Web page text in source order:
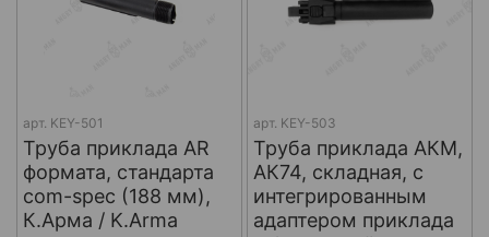
арт. KEY-501
Труба приклада AR
формата, стандарта
com-spec (188 мм),
К.Арма / K.Arma
арт. KEY-503
Труба приклада АКМ,
АК74, складная, с
интегрированным
адаптером приклада